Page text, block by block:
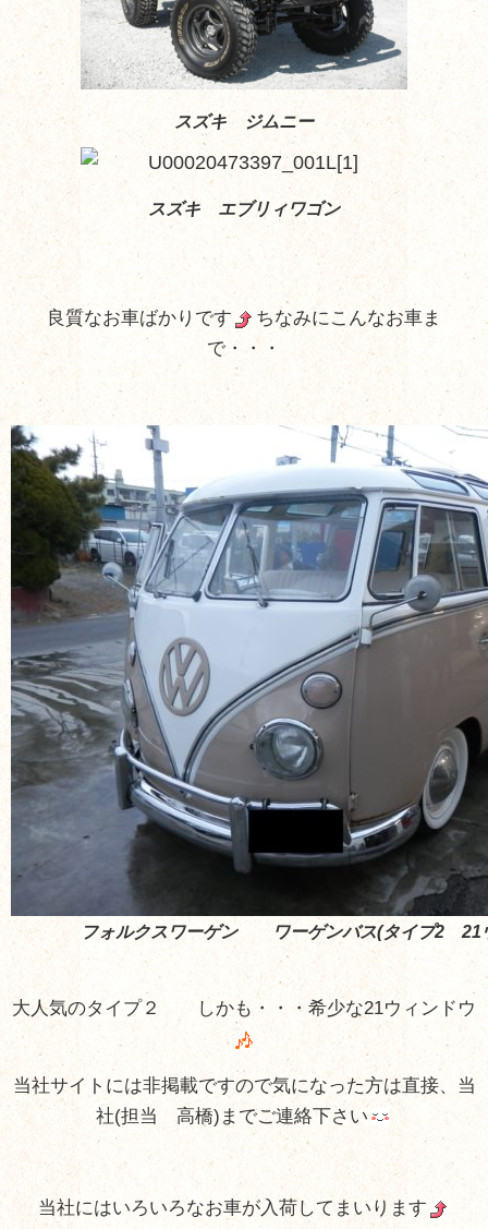
スズキ ジムニー
スズキ エブリィワゴン
良質なお車ばかりです
ちなみにこんなお車ま
で・・・
フォルクスワーゲン ワーゲンバス(タイプ2 21
大人気のタイプ２ しかも・・・希少な21ウィンドウ
当社サイトには非掲載ですので気になった方は直接、当
社(担当 高橋)までご連絡下さい
当社にはいろいろなお車が入荷してまいります